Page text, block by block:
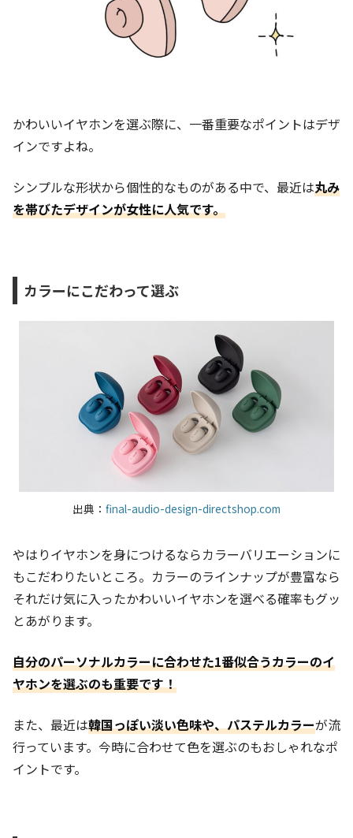
かわいいイヤホンを選ぶ際に、一番重要なポイントはデザ
インですよね。
シンプルな形状から個性的なものがある中で、最近は丸み
を帯びたデザインが女性に人気です。
カラーにこだわって選ぶ
出典： final-audio-design-directshop.com
やはりイヤホンを身につけるならカラーバリエーションに
もこだわりたいところ。カラーのラインナップが豊富なら
それだけ気に入ったかわいいイヤホンを選べる確率もグッ
とあがります。
自分のパーソナルカラーに合わせた1番似合うカラーのイ
ヤホンを選ぶのも重要です！
また、最近は韓国っぽい淡い色味や、パステルカラーが流
行っています。今時に合わせて色を選ぶのもおしゃれなポ
イントです。